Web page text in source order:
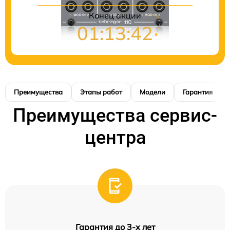
Конец акции
01:13:41
Преимущества Этапы работ Модели Гарантия
Преимущества сервис-
центра
Гарантия до 3-х лет